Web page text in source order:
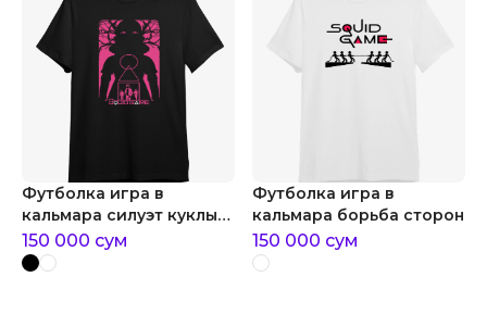
Футболка игра в
кальмара силуэт куклы
игра в кальмара
150 000 сум
Футболка игра в
кальмара борьба сторон
150 000 сум